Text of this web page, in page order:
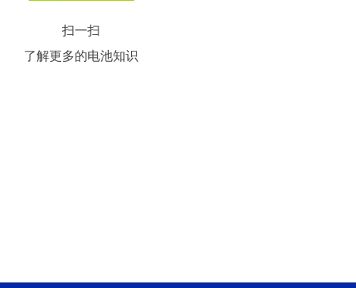
扫一扫
了解更多的电池知识